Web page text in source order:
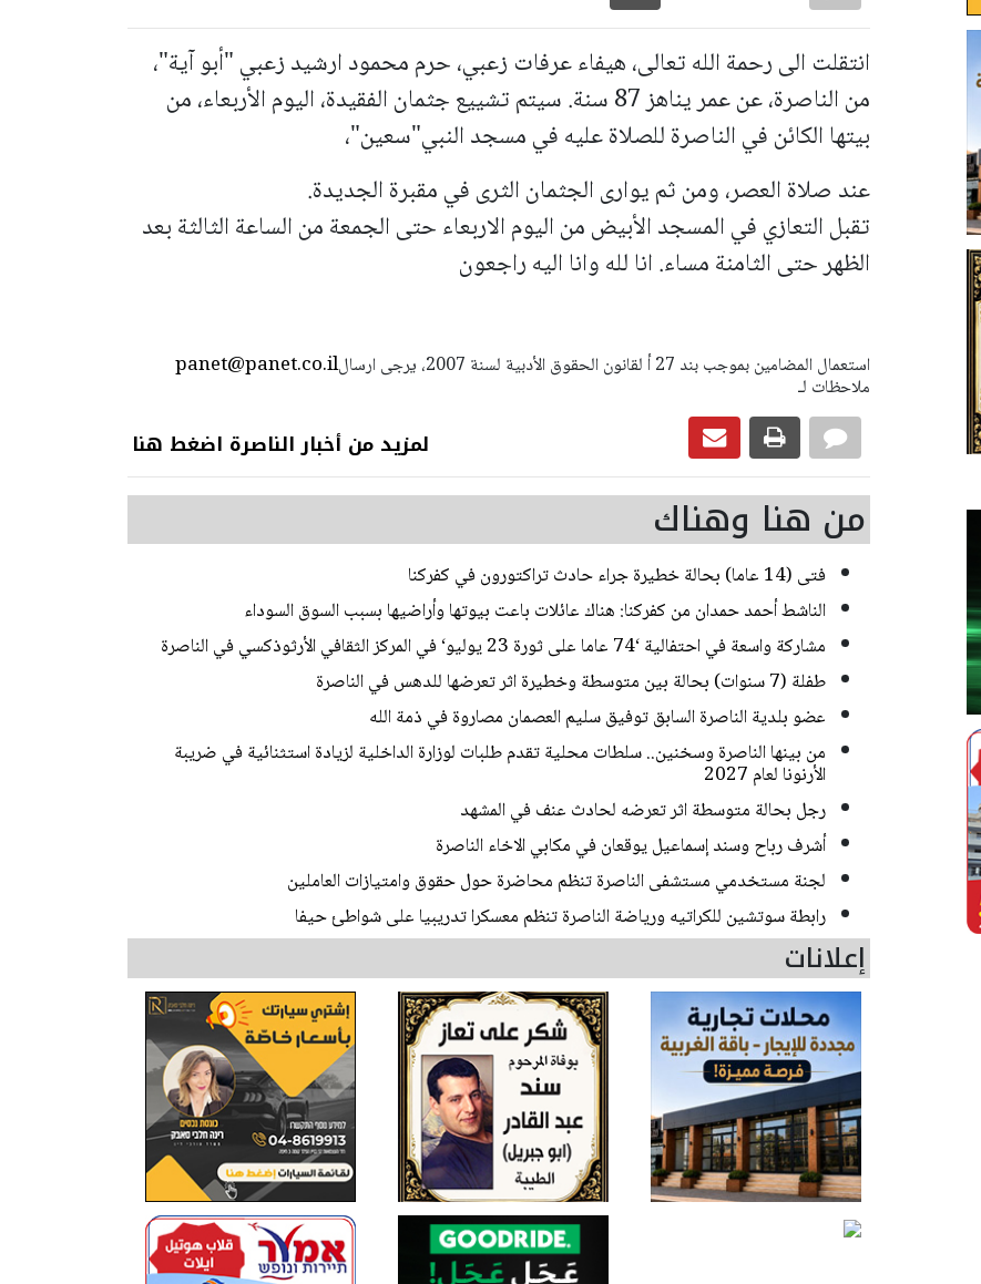
انتقلت الى رحمة الله تعالى، هيفاء عرفات زعبي، حرم محمود ارشيد زعبي "أبو آية"،
من الناصرة، عن عمر يناهز 87 سنة. سيتم تشييع جثمان الفقيدة، اليوم الأربعاء، من
بيتها الكائن في الناصرة للصلاة عليه في مسجد النبي"سعين"،
عند صلاة العصر، ومن ثم يوارى الجثمان الثرى في مقبرة الجديدة.
تقبل التعازي في المسجد الأبيض من اليوم الاربعاء حتى الجمعة من الساعة الثالثة بعد
الظهر حتى الثامنة مساء. انا لله وانا اليه راجعون
panet@panet.co.ilاستعمال المضامين بموجب بند 27 أ لقانون الحقوق الأدبية لسنة 2007، يرجى ارسال
ملاحظات لـ
لمزيد من أخبار الناصرة اضغط هنا
من هنا وهناك
فتى (14 عاما) بحالة خطيرة جراء حادث تراكتورون في كفركنا
الناشط أحمد حمدان من كفركنا: هناك عائلات باعت بيوتها وأراضيها بسبب السوق السوداء
مشاركة واسعة في احتفالية ‘74 عاما على ثورة 23 يوليو‘ في المركز الثقافي الأرثوذكسي في الناصرة
طفلة (7 سنوات) بحالة بين متوسطة وخطيرة اثر تعرضها للدهس في الناصرة
عضو بلدية الناصرة السابق توفيق سليم العصمان مصاروة في ذمة الله
من بينها الناصرة وسخنين.. سلطات محلية تقدم طلبات لوزارة الداخلية لزيادة استثنائية في ضريبة
الأرنونا لعام 2027
رجل بحالة متوسطة اثر تعرضه لحادث عنف في المشهد
أشرف رباح وسند إسماعيل يوقعان في مكابي الاخاء الناصرة
لجنة مستخدمي مستشفى الناصرة تنظم محاضرة حول حقوق وامتيازات العاملين
رابطة سوتشين للكراتيه ورياضة الناصرة تنظم معسكرا تدريبيا على شواطئ حيفا
إعلانات